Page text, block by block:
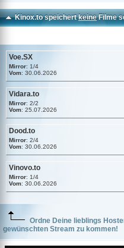
Kinox.to speichertkeineFilme
Voe.SX
Mirror: 1/4
Vom: 30.06.2026
Vidara.to
Mirror: 2/2
Vom: 25.07.2026
Dood.to
Mirror: 2/4
Vom: 30.06.2026
Vinovo.to
Mirror: 1/4
Vom: 30.06.2026
Ordne Deine lieblings
gewünschten Stream zu kommen!